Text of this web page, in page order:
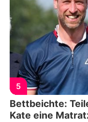
5
Bettbeichte:
Kate eine